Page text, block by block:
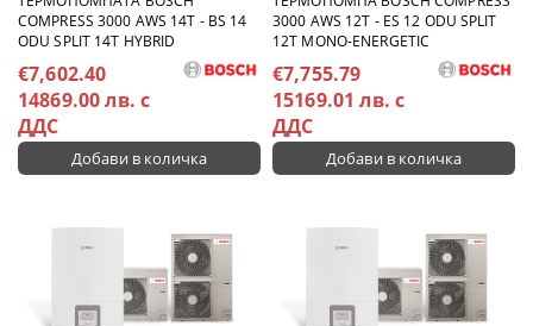
COMPRESS 3000 AWS 14T - BS 14
ODU SPLIT 14T HYBRID
€7,602.40
14869.00 лв. с
ДДС
3000 AWS 12T - ES 12 ODU SPLIT
12T MONO-ENERGETIC
€7,755.79
15169.01 лв. с
ДДС